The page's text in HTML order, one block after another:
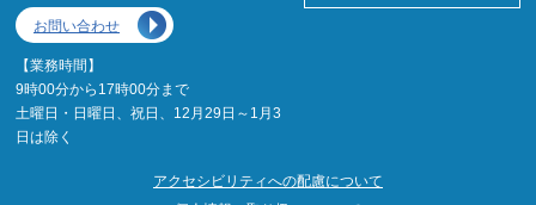
お問い合わせ
【業務時間】
9時00分から17時00分まで
土曜日・日曜日、祝日、12月29日～1月3
日は除く
アクセシビリティへの配慮について